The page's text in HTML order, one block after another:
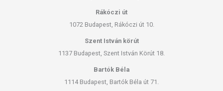
Rákóczi út
1072 Budapest, Rákóczi út 10.
Szent István körút
1137 Budapest, Szent István Körút 18.
Bartók Béla
1114 Budapest, Bartók Béla út 71.